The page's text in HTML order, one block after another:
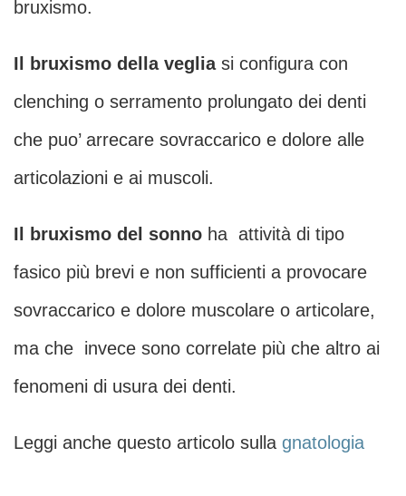
bruxismo.
Il bruxismo della vegliasi configura con
clenching o serramento prolungato dei denti
che puo’ arrecare sovraccarico e dolore alle
articolazioni e ai muscoli.
Il bruxismo del sonno ha attività di tipo
fasico più brevi e non sufficienti a provocare
sovraccarico e dolore muscolare o articolare,
ma che invece sono correlate più che altro ai
fenomeni di usura dei denti.
Leggi anche questo articolo sulla gnatologia